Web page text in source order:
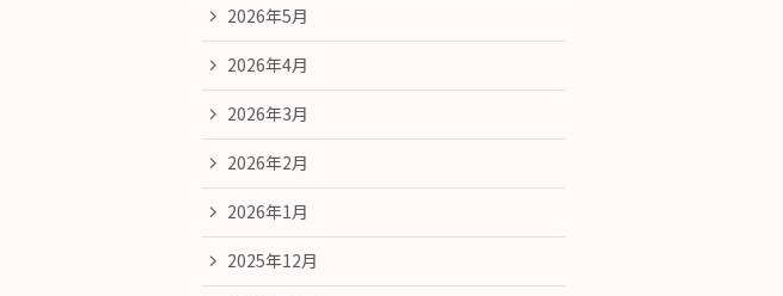
2026年5月
2026年4月
2026年3月
2026年2月
2026年1月
2025年12月